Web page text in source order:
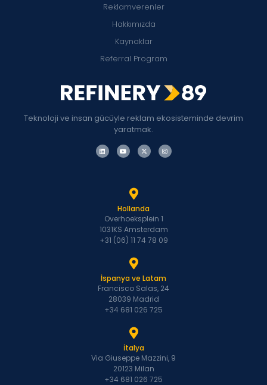
Teknoloji ve insan gücüyle reklam ekosisteminde devrim
yaratmak.
Reklamverenler
Hakkımızda
Kaynaklar
Referral Program
Hollanda
Overhoeksplein 1
1031KS Amsterdam
+31 (06) 11 74 78 09
İspanya ve Latam
Francisco Salas, 24
28039 Madrid
+34 681 026 725
İtalya
Via Giuseppe Mazzini, 9
20123 Milan
+34 681 026 725